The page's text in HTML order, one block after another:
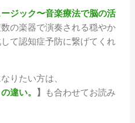
ジック〜音楽療法で脳の活
の楽器で演奏される穏やか
て認知症予防に繋げてくれ
りたい方は、
違い。 】
も合わせてお読み